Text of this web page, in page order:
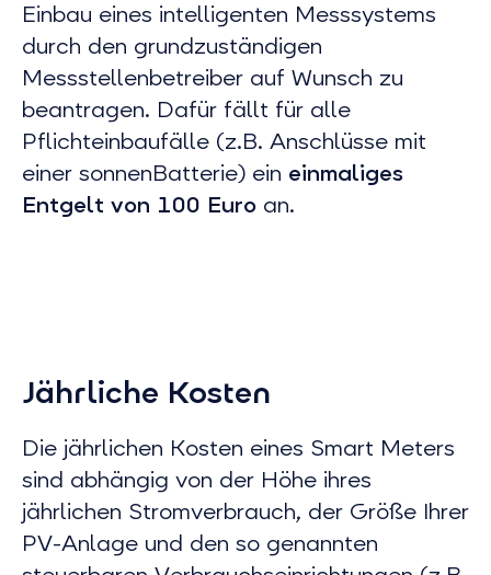
Einbau eines intelligenten Messsystems
durch den grundzuständigen
Messstellenbetreiber auf Wunsch zu
beantragen. Dafür fällt für alle
Pflichteinbaufälle (z.B. Anschlüsse mit
einer sonnenBatterie) ein einmaliges
Entgelt von 100 Euro an.
Jährliche Kosten
Die jährlichen Kosten eines Smart Meters
sind abhängig von der Höhe ihres
jährlichen Stromverbrauch, der Größe Ihrer
PV-Anlage und den so genannten